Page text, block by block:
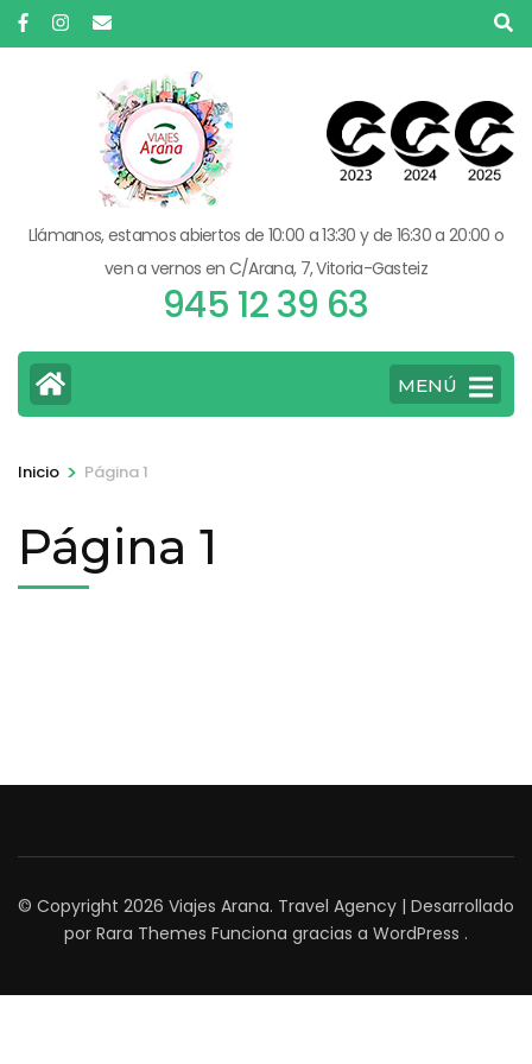
Saltar
al
Llámanos, estamos abiertos de 10:00 a 13:30 y de 16:30 a 20:00 o
ven a vernos en C/Arana, 7, Vitoria-Gasteiz
945 12 39 63
MENÚ
Inicio > Página 1
Página 1
© Copyright 2026 Viajes Arana. Travel Agency | Desarrollado
por Rara Themes Funciona gracias a WordPress .